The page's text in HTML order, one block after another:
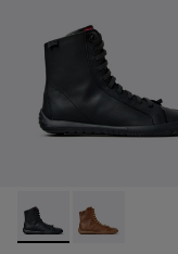
Peu Path+ -Peu Path+ -